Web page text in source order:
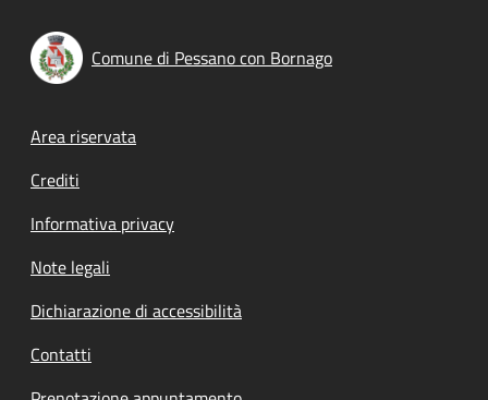
Comune di Pessano con Bornago
Footer menu
Area riservata
Crediti
Informativa privacy
Note legali
Dichiarazione di accessibilità
Contatti